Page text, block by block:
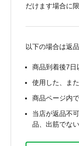
だけます場合に
以下の場合は返
商品到着後7日
使用した、ま
商品ページ内
当店が返品不
品、出筋でな